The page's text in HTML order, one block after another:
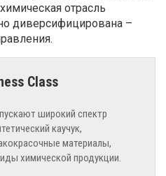
отрасль
диверсифицирована –
широкий спектр
каучук,
материалы,
химической продукции.